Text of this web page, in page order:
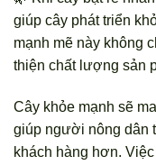
giúp cây phát triển
mạnh mẽ này không
thiện chất lượng sản
Cây khỏe mạnh sẽ
giúp người nông dân
khách hàng hơn.